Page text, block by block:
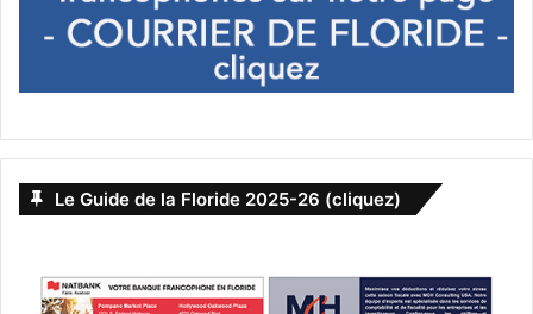
Le Guide de la Floride 2025-26 (cliquez)